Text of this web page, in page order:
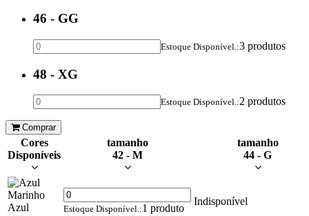
46 - GG
Estoque Disponível.:3 produtos
48 - XG
Estoque Disponível.:2 produtos
Comprar
Cores
Disponíveis
tamanho
42 - M
tamanho
44 - G
Azul
Estoque Disponível.:1 produto
Indisponível